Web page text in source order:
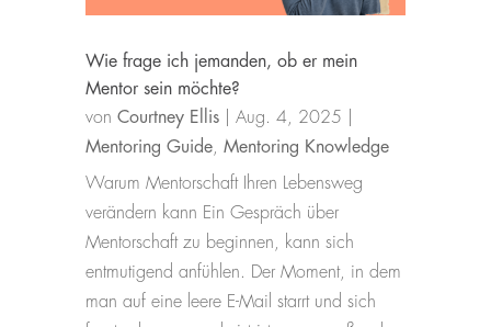
Wie frage ich jemanden, ob er mein
Mentor sein möchte?
vonCourtney Ellis |Aug. 4, 2025
Mentoring Guide,Mentoring Knowledge
Warum Mentorschaft Ihren Lebensweg
verändern kann Ein Gespräch über
Mentorschaft zu beginnen, kann sich
entmutigend anfühlen. Der Moment, in dem
man auf eine leere E-Mail starrt und sich